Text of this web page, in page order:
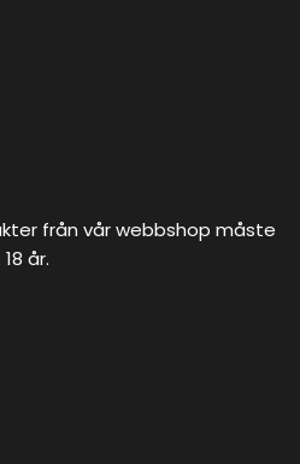
från vår webbshop måste
år.